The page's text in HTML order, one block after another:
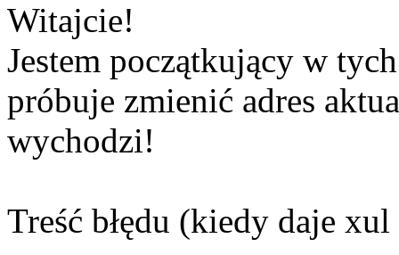
Witajcie!
Jestem początkujący w
próbuje zmienić adres
wychodzi!
Treść błędu (kiedy daje